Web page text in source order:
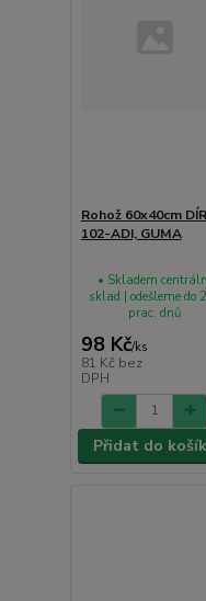
Rohož 60x40cm
102-ADI, GUMA
98 Kč/ks
81 Kč bez
DPH
• Skladem
sklad | odešleme do
prac. dnů
Přidat do